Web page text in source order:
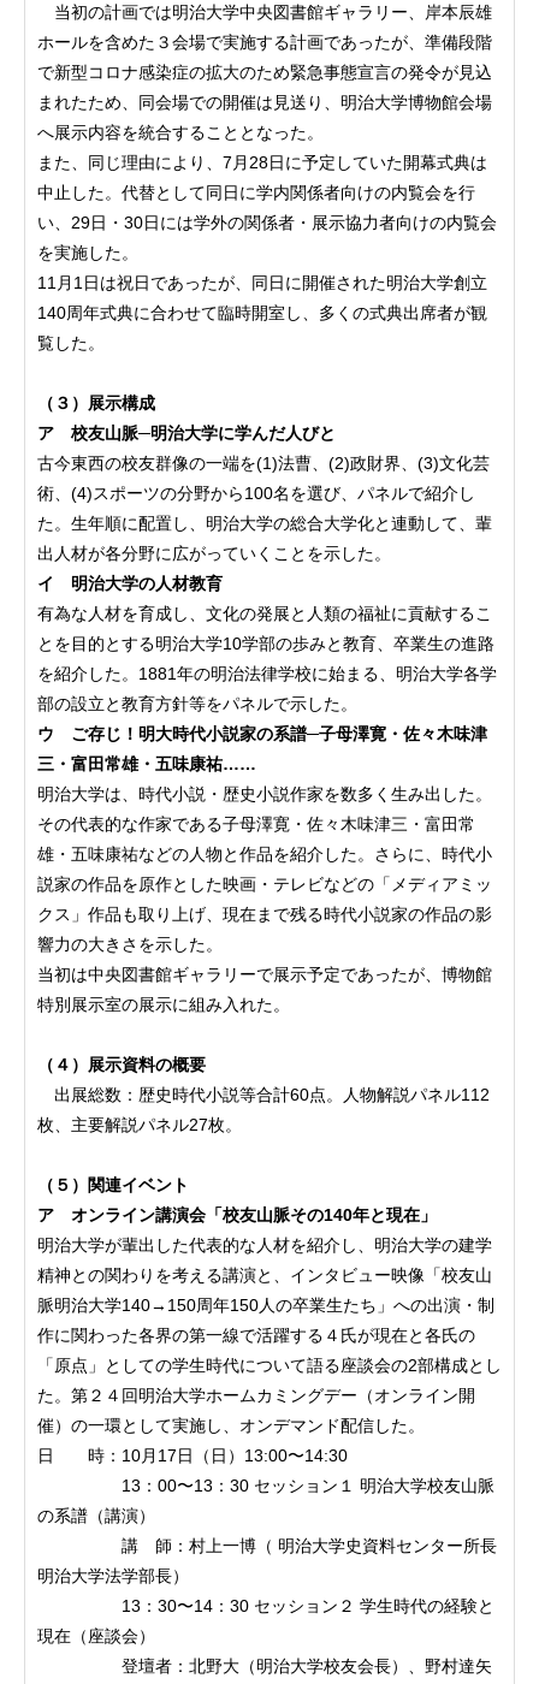
当初の計画では明治大学中央図書館ギャラリー、岸本辰雄
ホールを含めた３会場で実施する計画であったが、準備段階
で新型コロナ感染症の拡大のため緊急事態宣言の発令が見込
まれたため、同会場での開催は見送り、明治大学博物館会場
へ展示内容を統合することとなった。
また、同じ理由により、7月28日に予定していた開幕式典は
中止した。代替として同日に学内関係者向けの内覧会を行
い、29日・30日には学外の関係者・展示協力者向けの内覧会
を実施した。
11月1日は祝日であったが、同日に開催された明治大学創立
140周年式典に合わせて臨時開室し、多くの式典出席者が観
覧した。
（３）展示構成
ア 校友山脈─明治大学に学んだ人びと
古今東西の校友群像の一端を(1)法曹、(2)政財界、(3)文化芸
術、(4)スポーツの分野から100名を選び、パネルで紹介し
た。生年順に配置し、明治大学の総合大学化と連動して、輩
出人材が各分野に広がっていくことを示した。
イ 明治大学の人材教育
有為な人材を育成し、文化の発展と人類の福祉に貢献するこ
とを目的とする明治大学10学部の歩みと教育、卒業生の進路
を紹介した。1881年の明治法律学校に始まる、明治大学各学
部の設立と教育方針等をパネルで示した。
ウ ご存じ！明大時代小説家の系譜─子母澤寛・佐々木味津
三・富田常雄・五味康祐……
明治大学は、時代小説・歴史小説作家を数多く生み出した。
その代表的な作家である子母澤寛・佐々木味津三・富田常
雄・五味康祐などの人物と作品を紹介した。さらに、時代小
説家の作品を原作とした映画・テレビなどの「メディアミッ
クス」作品も取り上げ、現在まで残る時代小説家の作品の影
響力の大きさを示した。
当初は中央図書館ギャラリーで展示予定であったが、博物館
特別展示室の展示に組み入れた。
（４）
展示資料の概要
出展総数：歴史時代小説等合計60点。人物解説パネル112
枚、主要解説パネル27枚。
（５）関連イベント
ア オンライン講演会「校友山脈その140年と現在」
明治大学が輩出した代表的な人材を紹介し、明治大学の建学
精神との関わりを考える講演と、インタビュー映像「校友山
脈明治大学140→150周年150人の卒業生たち」への出演・制
作に関わった各界の第一線で活躍する４氏が現在と各氏の
「原点」としての学生時代について語る座談会の2部構成とし
た。第２４回明治大学ホームカミングデー（オンライン開
催）の一環として実施し、オンデマンド配信した。
日 時：10月17日（日）13:00〜14:30
13：00〜13：30 セッション１ 明治大学校友山脈
の系譜（講演）
講 師：村上一博（ 明治大学史資料センター所長
明治大学法学部長）
13：30〜14：30 セッション２ 学生時代の経験と
現在（座談会）
登壇者：北野大（明治大学校友会長）、野村達矢